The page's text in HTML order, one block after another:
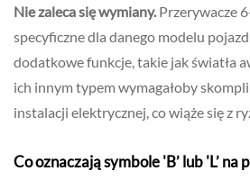
Nie zaleca się wymiany. Przerywacze
specyficzne dla danego modelu
dodatkowe funkcje, takie jak światła
ich innym typem wymagałoby
instalacji elektrycznej, co wiąże się z
Co oznaczają symbole 'B’ lub 'L’ na